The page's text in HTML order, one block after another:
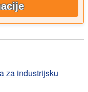
za industrijsku